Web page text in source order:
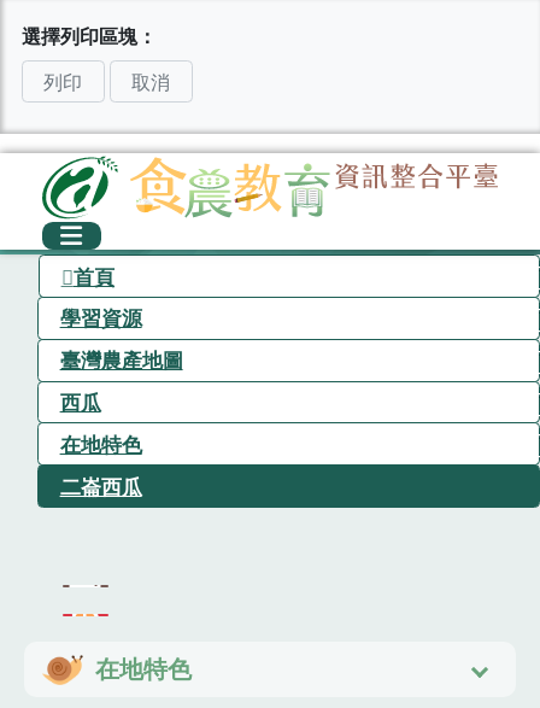
選擇列印區塊：
列印
取消
首頁
學習資源
臺灣農產地圖
西瓜
在地特色
二崙西瓜
在地特色